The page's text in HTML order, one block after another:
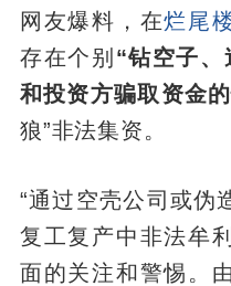
网友爆料，在烂尾
存在个别 “钻空子
和投资方骗取资金
狼”非法集资。
“通过空壳公司或伪
复工复产中非法牟
面的关注和警惕。